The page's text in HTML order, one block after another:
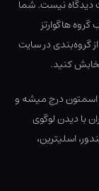
دیدگاه نیست. شما
گروه هاگوارتز
گروه‌بندی در سایت
کنید.
اسمتون درج میشه و
با دیدن لوگوی
اسلیترین،